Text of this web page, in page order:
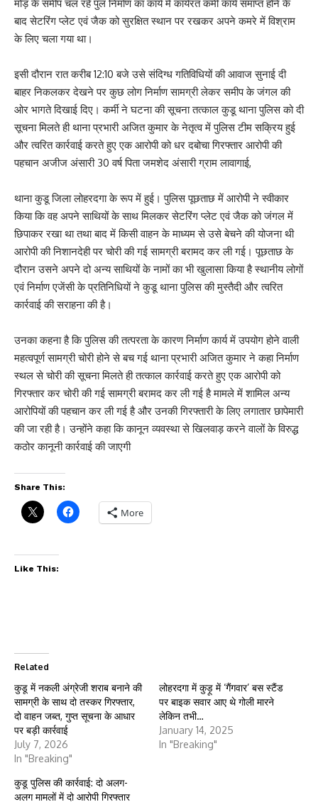
मोड़ के समीप चल रहे पुल निर्माण का कार्य में कार्यरत कर्मी कार्य समाप्त होने के
बाद सेटरिंग प्लेट एवं जैक को सुरक्षित स्थान पर रखकर अपने कमरे में विश्राम
के लिए चला गया था।
इसी दौरान रात करीब 12:10 बजे उसे संदिग्ध गतिविधियों की आवाज सुनाई दी
बाहर निकलकर देखने पर कुछ लोग निर्माण सामग्री लेकर समीप के जंगल की
ओर भागते दिखाई दिए। कर्मी ने घटना की सूचना तत्काल कुडू थाना पुलिस को दी
सूचना मिलते ही थाना प्रभारी अजित कुमार के नेतृत्व में पुलिस टीम सक्रिय हुई
और त्वरित कार्रवाई करते हुए एक आरोपी को धर दबोचा गिरफ्तार आरोपी की
पहचान अजीज अंसारी 30 वर्ष पिता जमशेद अंसारी ग्राम लावागाई,
थाना कुडू जिला लोहरदगा के रूप में हुई। पुलिस पूछताछ में आरोपी ने स्वीकार
किया कि वह अपने साथियों के साथ मिलकर सेटरिंग प्लेट एवं जैक को जंगल में
छिपाकर रखा था तथा बाद में किसी वाहन के माध्यम से उसे बेचने की योजना थी
आरोपी की निशानदेही पर चोरी की गई सामग्री बरामद कर ली गई। पूछताछ के
दौरान उसने अपने दो अन्य साथियों के नामों का भी खुलासा किया है स्थानीय लोगों
एवं निर्माण एजेंसी के प्रतिनिधियों ने कुडू थाना पुलिस की मुस्तैदी और त्वरित
कार्रवाई की सराहना की है।
उनका कहना है कि पुलिस की तत्परता के कारण निर्माण कार्य में उपयोग होने वाली
महत्वपूर्ण सामग्री चोरी होने से बच गई थाना प्रभारी अजित कुमार ने कहा निर्माण
स्थल से चोरी की सूचना मिलते ही तत्काल कार्रवाई करते हुए एक आरोपी को
गिरफ्तार कर चोरी की गई सामग्री बरामद कर ली गई है मामले में शामिल अन्य
आरोपियों की पहचान कर ली गई है और उनकी गिरफ्तारी के लिए लगातार छापेमारी
की जा रही है। उन्होंने कहा कि कानून व्यवस्था से खिलवाड़ करने वालों के विरुद्ध
कठोर कानूनी कार्रवाई की जाएगी
Share This:
More
Like This:
Related
कुडू में नकली अंग्रेजी शराब बनाने की
सामग्री के साथ दो तस्कर गिरफ्तार,
दो वाहन जब्त, गुप्त सूचना के आधार
पर बड़ी कार्रवाई
July 7, 2026
In "Breaking"
लोहरदगा में कुड़ू में ‘गैंगवार’ बस स्टैंड
पर बाइक सवार आए थे गोली मारने
लेकिन तभी…
January 14, 2025
In "Breaking"
कुडू पुलिस की कार्रवाई: दो अलग-
अलग मामलों में दो आरोपी गिरफ्तार